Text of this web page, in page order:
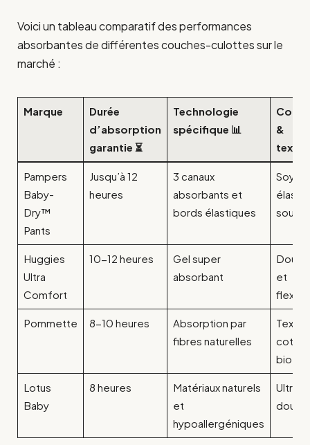
Voici un tableau comparatif des performances
absorbantes de différentes couches-culottes sur le
marché :
Marque
Durée
d’absorption
garantie ⏳
Technologie
spécifique 📊
&
Pampers
Baby-
Dry™
Pants
Jusqu’à 12
heures
3 canaux
absorbants et
bords élastiques
souple
Huggies
Ultra
Comfort
10-12 heures
Gel super
absorbant
et
Pommette 8-10 heures
Absorption par
fibres naturelles
coton
bio
Lotus
Baby
8 heures
Matériaux naturels
et
hypoallergéniques
Ultra
doux